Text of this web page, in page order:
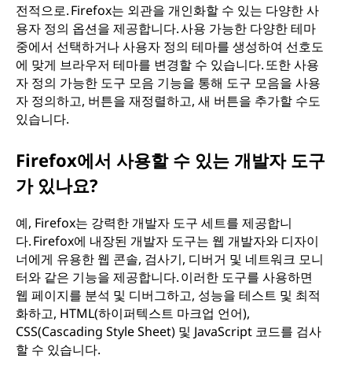
전적으로. Firefox는 외관을 개인화할 수 있는 다양한 사
용자 정의 옵션을 제공합니다. 사용 가능한 다양한 테마
중에서 선택하거나 사용자 정의 테마를 생성하여 선호도
에 맞게 브라우저 테마를 변경할 수 있습니다. 또한 사용
자 정의 가능한 도구 모음 기능을 통해 도구 모음을 사용
자 정의하고, 버튼을 재정렬하고, 새 버튼을 추가할 수도
있습니다.
Firefox에서 사용할 수 있는 개발자 도구
가 있나요?
예, Firefox는 강력한 개발자 도구 세트를 제공합니
다. Firefox에 내장된 개발자 도구는 웹 개발자와 디자이
너에게 유용한 웹 콘솔, 검사기, 디버거 및 네트워크 모니
터와 같은 기능을 제공합니다. 이러한 도구를 사용하면
웹 페이지를 분석 및 디버그하고, 성능을 테스트 및 최적
화하고, HTML(하이퍼텍스트 마크업 언어),
CSS(Cascading Style Sheet) 및 JavaScript 코드를 검사
할 수 있습니다.